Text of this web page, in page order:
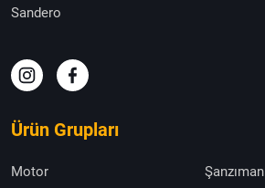
Sandero
Ürün Grupları
Motor
Şanzıman